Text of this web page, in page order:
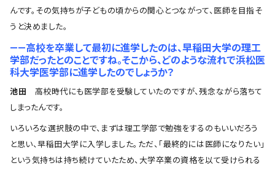
んです。その気持ちが子どもの頃からの関心とつながって、医師を目指そ
うと決めました。
――高校を卒業して最初に進学したのは、早稲田大学の理工
学部だったとのことですね。そこから、どのような流れで浜松医
科大学医学部に進学したのでしょうか？
池田 高校時代にも医学部を受験していたのですが、残念ながら落ちて
しまったんです。
いろいろな選択肢の中で、まずは理工学部で勉強をするのもいいだろう
と思い、早稲田大学に入学しました。ただ、「最終的には医師になりたい」
という気持ちは持ち続けていたため、大学卒業の資格を以て受けられる